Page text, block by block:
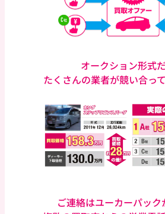
オークション形式
たくさんの業者が競い合って
ご連絡はユーカーパック